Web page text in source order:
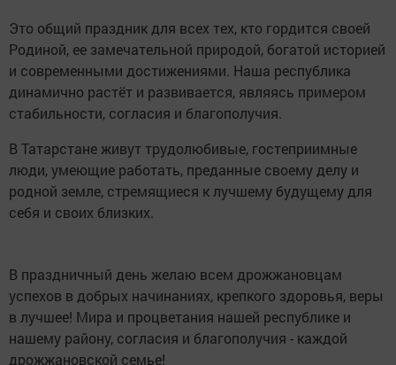
Это общий праздник для всех тех, кто гордится своей
Родиной, ее замечательной природой, богатой историей
и современными достижениями. Наша республика
динамично растёт и развивается, являясь примером
стабильности, согласия и благополучия.
В Татарстане живут трудолюбивые, гостеприимные
люди, умеющие работать, преданные своему делу и
родной земле, стремящиеся к лучшему будущему для
себя и своих близких.
В праздничный день желаю всем дрожжановцам
успехов в добрых начинаниях, крепкого здоровья, веры
в лучшее! Мира и процветания нашей республике и
нашему району, согласия и благополучия - каждой
дрожжановской семье!